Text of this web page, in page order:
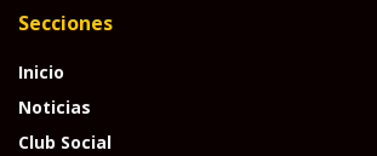
Secciones
Inicio
Noticias
Club Social